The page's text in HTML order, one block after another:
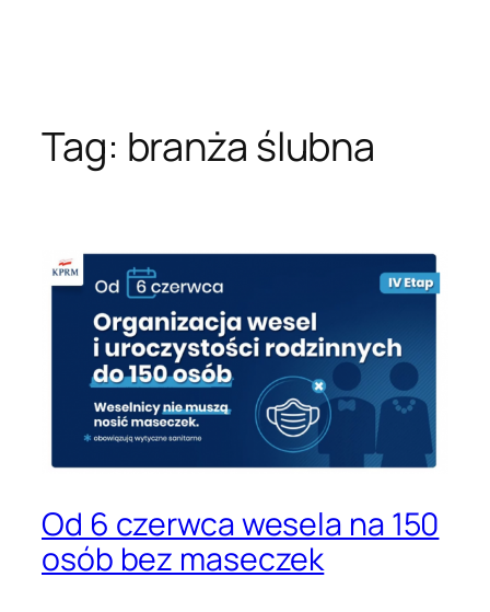
Tag: branża ślubna
Od 6 czerwca wesela na 150
osób bez maseczek